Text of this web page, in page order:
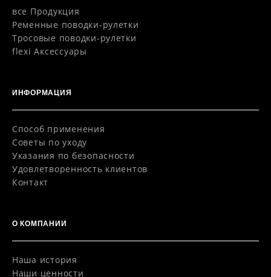
все Продукция
Pеменные поводки-рулетки
Тросовые поводки-рулетки
flexi Aксессуары
ИНФОРМАЦИЯ
Способ применения
Советы по уходу
Указания по безопасности
Удовлетворенность клиентов
Контакт
О КОМПАНИИ
Наша история
Наши ценности